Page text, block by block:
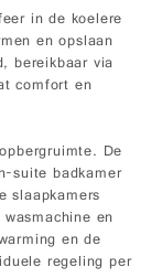
in de koelere
en opslaan
bereikbaar via
comfort en
De
suite badkamer
slaapkamers
en
en de
regeling per